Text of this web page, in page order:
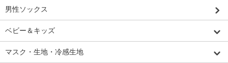
男性ソックス
ベビー＆キッズ
マスク・生地・冷感生地